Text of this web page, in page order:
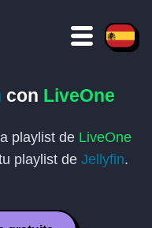
con LiveOne
playlist de LiveOne
playlist de Jellyfin.